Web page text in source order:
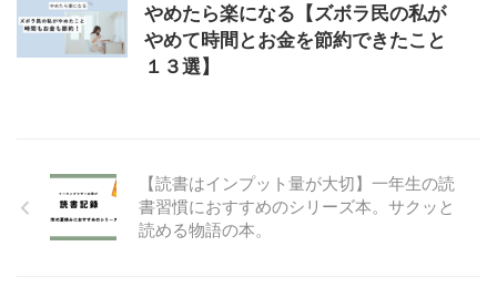
やめたら楽になる【ズボラ民の私が
やめて時間とお金を節約できたこと
１３選】
【読書はインプット量が大切】一年生の読
書習慣におすすめのシリーズ本。サクッと
読める物語の本。